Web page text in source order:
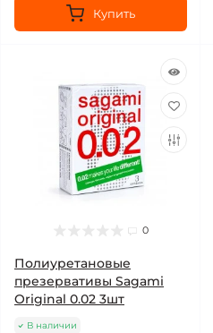
Купить
0
Полиуретановые
презервативы Sagami
Original 0.02 3шт
В наличии